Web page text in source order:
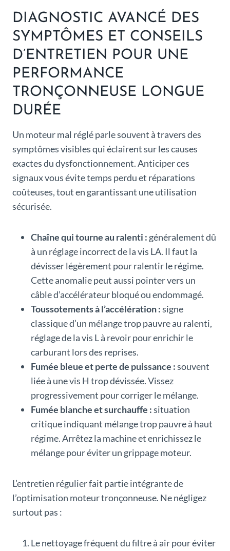
DIAGNOSTIC AVANCÉ DES
SYMPTÔMES ET CONSEILS
D’ENTRETIEN POUR UNE
PERFORMANCE
TRONÇONNEUSE LONGUE
DURÉE
Un moteur mal réglé parle souvent à travers des
symptômes visibles qui éclairent sur les causes
exactes du dysfonctionnement. Anticiper ces
signaux vous évite temps perdu et réparations
coûteuses, tout en garantissant une utilisation
sécurisée.
Chaîne qui tourne au ralenti : généralement dû
à un réglage incorrect de la vis LA. Il faut la
dévisser légèrement pour ralentir le régime.
Cette anomalie peut aussi pointer vers un
câble d’accélérateur bloqué ou endommagé.
Toussotements à l’accélération :signe
classique d’un mélange trop pauvre au ralenti,
réglage de la vis L à revoir pour enrichir le
carburant lors des reprises.
Fumée bleue et perte de puissance :souvent
liée à une vis H trop dévissée. Vissez
progressivement pour corriger le mélange.
Fumée blanche et surchauffe :situation
critique indiquant mélange trop pauvre à haut
régime. Arrêtez la machine et enrichissez le
mélange pour éviter un grippage moteur.
L’entretien régulier fait partie intégrante de
l’optimisation moteur tronçonneuse. Ne négligez
surtout pas :
Le nettoyage fréquent du filtre à air pour éviter